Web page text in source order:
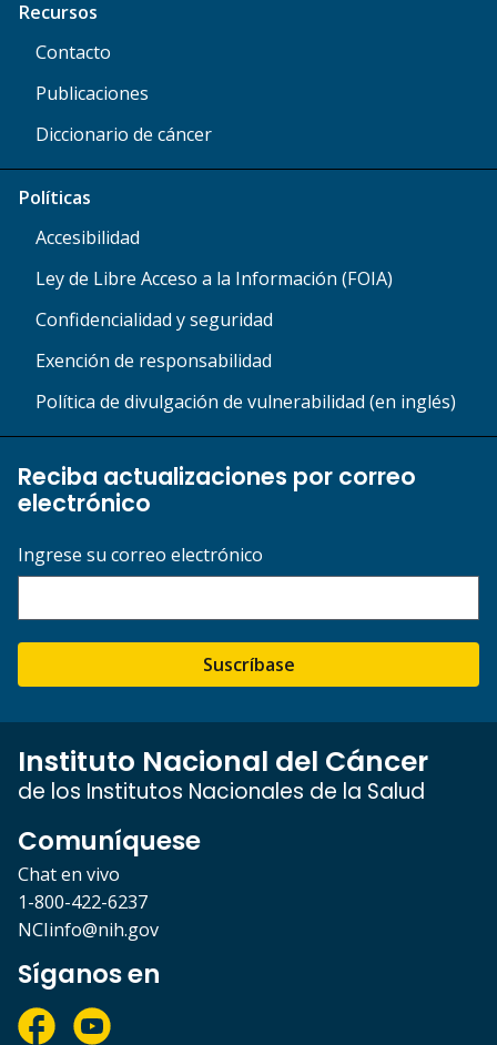
Recursos
Contacto
Publicaciones
Diccionario de cáncer
Políticas
Accesibilidad
Ley de Libre Acceso a la Información (FOIA)
Confidencialidad y seguridad
Exención de responsabilidad
Política de divulgación de vulnerabilidad (en inglés)
Reciba actualizaciones por correo
electrónico
Ingrese su correo electrónico
Suscríbase
Instituto Nacional del Cáncer
de los Institutos Nacionales de la Salud
Comuníquese
Chat en vivo
1-800-422-6237
NCIinfo@nih.gov
Síganos en